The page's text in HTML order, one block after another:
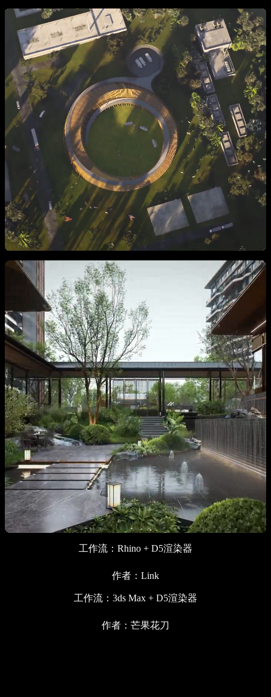
工作流：Rhino + D5渲染器
作者：Link
工作流：3ds Max + D5渲染器
作者：芒果花刀